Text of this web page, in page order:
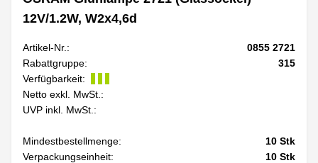
12V/1.2W, W2x4,6d
Artikel-Nr.:
0855 2721
Rabattgruppe:
315
Verfügbarkeit:
Netto exkl. MwSt.:
UVP inkl. MwSt.:
Mindestbestellmenge: 10 Stk
Verpackungseinheit:
10 Stk